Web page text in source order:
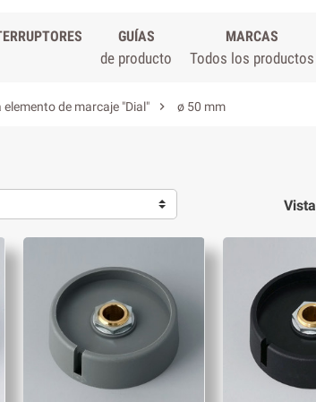
GUÍAS
de producto
MARCAS
Todos los productos
de marcaje "Dial"  ø 50 mm
Vista